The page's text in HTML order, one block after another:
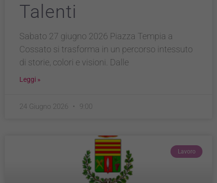
Talenti
Sabato 27 giugno 2026 Piazza Tempia a
Cossato si trasforma in un percorso intessuto
di storie, colori e visioni. Dalle
Leggi »
24 Giugno 2026 9:00
Lavoro